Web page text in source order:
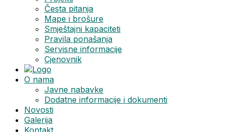
Česta pitanja
Mape i brošure
Smještajni kapaciteti
Pravila ponašanja
Servisne informacije
Cjenovnik
O nama
Javne nabavke
Dodatne informacije i dokumenti
Novosti
Galerija
Kontakt